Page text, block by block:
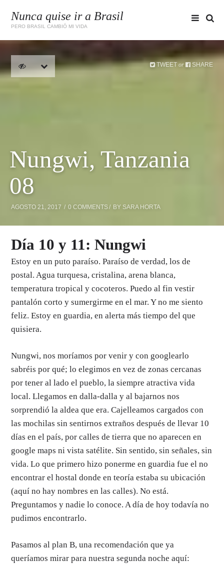
Nunca quise ir a Brasil
PERO BRASIL CAMBIÓ MI VIDA
Nungwi, Tanzania
08
AGOSTO 21, 2017 0 COMMENTS BY SARA HORTA
TWEET or SHARE
Día 10 y 11: Nungwi
Estoy en un puto paraíso. Paraíso de verdad, los de
postal. Agua turquesa, cristalina, arena blanca,
temperatura tropical y cocoteros. Puedo al fin vestir
pantalón corto y sumergirme en el mar. Y no me siento
feliz. Estoy en guardia, en alerta más tiempo del que
quisiera.
Nungwi, nos moríamos por venir y con googlearlo
sabréis por qué; lo elegimos en vez de zonas cercanas
por tener al lado el pueblo, la siempre atractiva vida
local. Llegamos en dalla-dalla y al bajarnos nos
sorprendió la aldea que era. Cajelleamos cargados con
las mochilas sin sentirnos extraños después de llevar 10
días en el país, por calles de tierra que no aparecen en
google maps ni vista satélite. Sin sentido, sin señales, sin
vida. Lo que primero hizo ponerme en guardia fue el no
encontrar el hostal donde en teoría estaba su ubicación
(aquí no hay nombres en las calles). No está.
Preguntamos y nadie lo conoce. A día de hoy todavía no
pudimos encontrarlo.
Pasamos al plan B, una recomendación que ya
queríamos mirar para nuestra segunda noche aquí: